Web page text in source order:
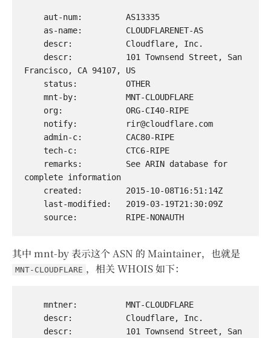
Francisco, CA 94107, US
    notify:
rir@cloudflare.com
complete information
其中 mnt-by 表示这个 ASN 的 Maintainer，也就是
MNT-CLOUDFLARE ，相关 WHOIS 如下：